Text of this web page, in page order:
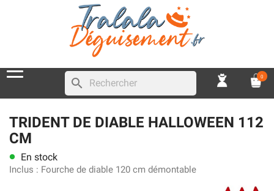
search 0
TRIDENT DE DIABLE HALLOWEEN 112
CM
lens En stock
Inclus : Fourche de diable 120 cm démontable